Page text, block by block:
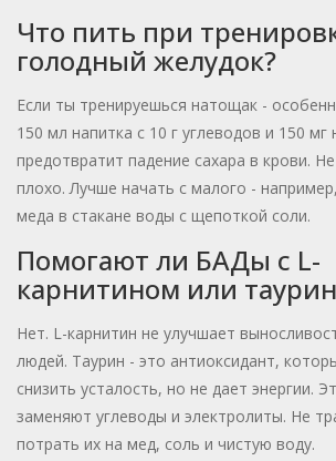
Что пить при
голодный желудок?
Если ты тренируешься натощак -
150 мл напитка с 10 г углеводов и 150 мг
предотвратит падение сахара в крови.
плохо. Лучше начать с малого -
меда в стакане воды с щепоткой соли.
Помогают ли БАДы с L-
карнитином или
Нет. L-карнитин не улучшает
людей. Таурин - это антиоксидант,
снизить усталость, но не дает энергии.
заменяют углеводы и электролиты. Не
потрать их на мед, соль и чистую воду.